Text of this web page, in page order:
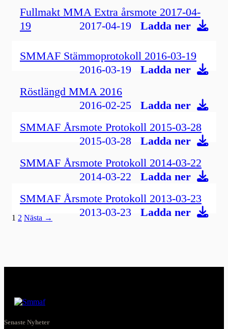
Fullmakt MMA Extra årsmote 2017-04-
19
2017-04-19 Ladda ner
SMMAF Stämmoprotokoll 2016-03-19
2016-03-19 Ladda ner
Röstlängd MMA 2016
2016-02-25 Ladda ner
SMMAF Årsmote Protokoll 2015-03-28
2015-03-28 Ladda ner
SMMAF Årsmote Protokoll 2014-03-22
2014-03-22 Ladda ner
SMMAF Årsmote Protokoll 2013-03-23
2013-03-23 Ladda ner
1 2 Nästa →
Senaste Nyheter